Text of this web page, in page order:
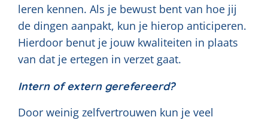
leren kennen. Als je bewust bent van hoe jij
de dingen aanpakt, kun je hierop anticiperen.
Hierdoor benut je jouw kwaliteiten in plaats
van dat je ertegen in verzet gaat.
Intern of extern gerefereerd?
Door weinig zelfvertrouwen kun je veel